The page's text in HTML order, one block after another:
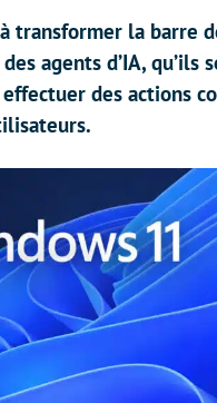
transformer la barre
agents d’IA,
des actions